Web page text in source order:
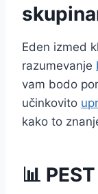
Eden izmed
razumevanje
vam bodo
učinkovito
kako to
📊